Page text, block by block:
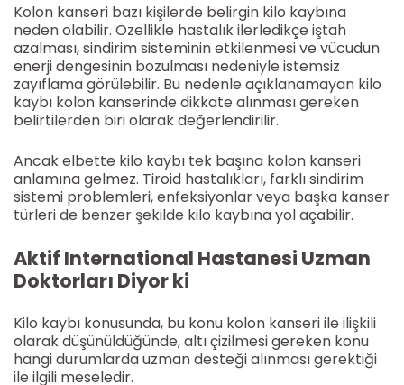
Kolon kanseri bazı kişilerde belirgin kilo kaybına
neden olabilir. Özellikle hastalık ilerledikçe iştah
azalması, sindirim sisteminin etkilenmesi ve vücudun
enerji dengesinin bozulması nedeniyle istemsiz
zayıflama görülebilir. Bu nedenle açıklanamayan kilo
kaybı kolon kanserinde dikkate alınması gereken
belirtilerden biri olarak değerlendirilir.
Ancak elbette kilo kaybı tek başına kolon kanseri
anlamına gelmez. Tiroid hastalıkları, farklı sindirim
sistemi problemleri, enfeksiyonlar veya başka kanser
türleri de benzer şekilde kilo kaybına yol açabilir.
Aktif International Hastanesi Uzman
Doktorları Diyor ki
Kilo kaybı konusunda, bu konu kolon kanseri ile ilişkili
olarak düşünüldüğünde, altı çizilmesi gereken konu
hangi durumlarda uzman desteği alınması gerektiği
ile ilgili meseledir.